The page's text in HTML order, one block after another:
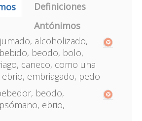
Definiciones
Antónimos
alcoholizado,
beodo, bolo,
caneco, como una
embriagado, pedo
beodo,
ebrio,